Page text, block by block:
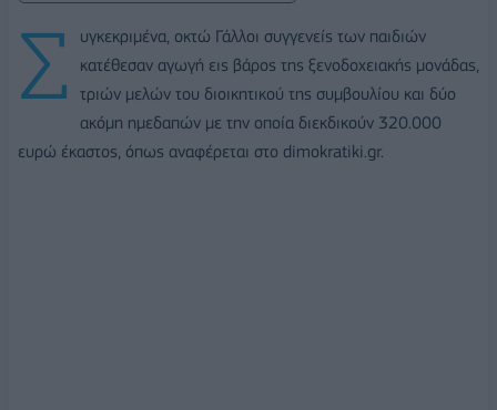
Σ
υγκεκριμένα, οκτώ Γάλλοι συγγενείς των παιδιών
κατέθεσαν αγωγή εις βάρος της ξενοδοχειακής μονάδας,
τριών μελών του διοικητικού της συμβουλίου και δύο
ακόμη ημεδαπών με την οποία διεκδικούν 320.000
ευρώ έκαστος, όπως αναφέρεται στο dimokratiki.gr.